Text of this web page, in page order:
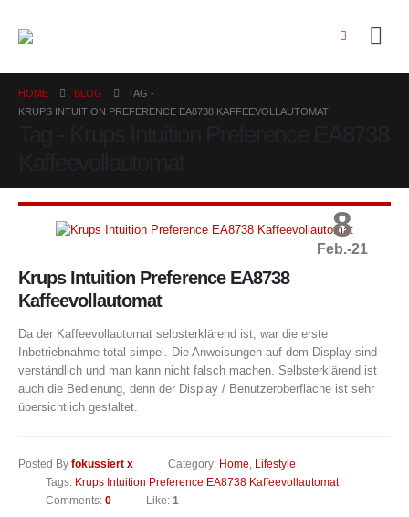
HOME BLOG
TAG -
KRUPS INTUITION PREFERENCE EA8738 KAFFEEVOLLAUTOMAT
8
Feb.-21
Krups Intuition Preference EA8738
Kaffeevollautomat
Da der Kaffeevollautomat selbsterklärend ist, war die erste
Inbetriebnahme total simpel. Die Anweisungen auf dem Display sind
verständlich und man kann nicht falsch machen. Selbsterklärend ist
auch die Bedienung, denn der Display / Benutzeroberfläche ist sehr
übersichtlich gestaltet.
Posted By fokussiert x Category: Home
Lifestyle
Tags: Krups Intuition Preference EA8738 Kaffeevollautomat
Comments: 0 Like: 1